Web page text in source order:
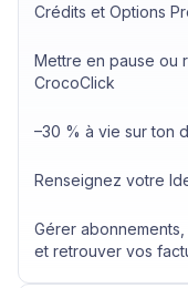
Crédits et Options
Mettre en pause ou
CrocoClick
–30 % à vie sur ton
Renseignez votre
Gérer
et retrouver vos